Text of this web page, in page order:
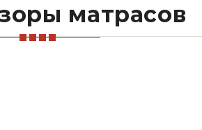
матрасов